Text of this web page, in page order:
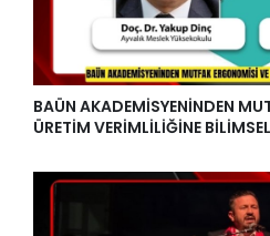
BAÜN AKADEMİSYENİNDEN
ÜRETİM VERİMLİLİĞİNE